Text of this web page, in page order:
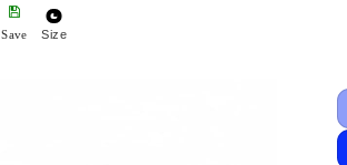
Save Size